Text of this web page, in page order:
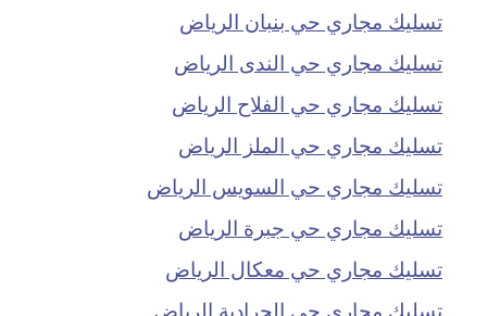
تسليك مجاري حي بنبان الرياض
تسليك مجاري حي الندى الرياض
تسليك مجاري حي الفلاح الرياض
تسليك مجاري حي الملز الرياض
تسليك مجاري حي السويس الرياض
تسليك مجاري حي جبرة الرياض
تسليك مجاري حي معكال الرياض
تسليك مجاري حي الجرادية الرياض